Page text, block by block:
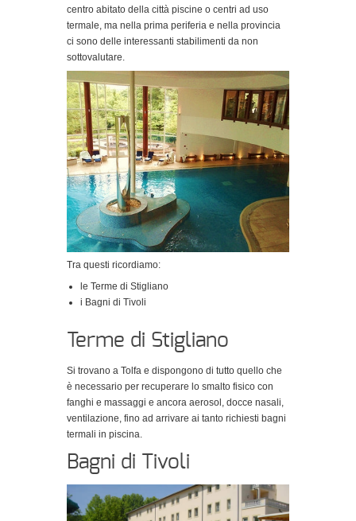
centro abitato della città piscine o centri ad uso
termale, ma nella prima periferia e nella provincia
ci sono delle interessanti stabilimenti da non
sottovalutare.
Tra questi ricordiamo:
le Terme di Stigliano
i Bagni di Tivoli
Terme di Stigliano
Si trovano a Tolfa e dispongono di tutto quello che
è necessario per recuperare lo smalto fisico con
fanghi e massaggi e ancora aerosol, docce nasali,
ventilazione, fino ad arrivare ai tanto richiesti bagni
termali in piscina.
Bagni di Tivoli